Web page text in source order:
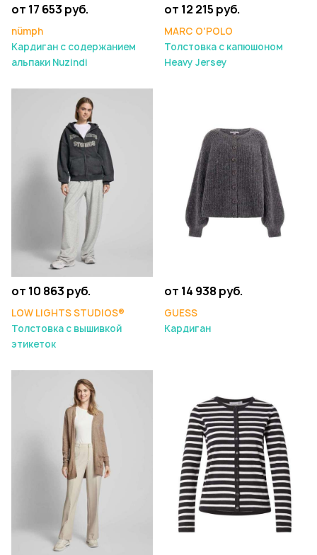
от 17 653 руб.
nümph
Кардиган с содержанием
альпаки Nuzindi
от 12 215 руб.
MARC O'POLO
Толстовка с капюшоном
Heavy Jersey
от 10 863 руб.
LOW LIGHTS STUDIOS®
Толстовка с вышивкой
этикеток
от 14 938 руб.
GUESS
Кардиган